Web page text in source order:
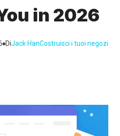
in 2026
DiJack HanCostruisci i tuoi negozi